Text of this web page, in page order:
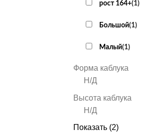
рост 164+(1)
Большой(1)
Малый(1)
Форма каблука
Н/Д
Высота каблука
Н/Д
Показать (2)